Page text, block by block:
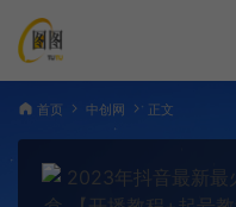
首页 中创网 正文